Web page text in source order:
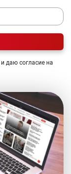
и даю согласие на